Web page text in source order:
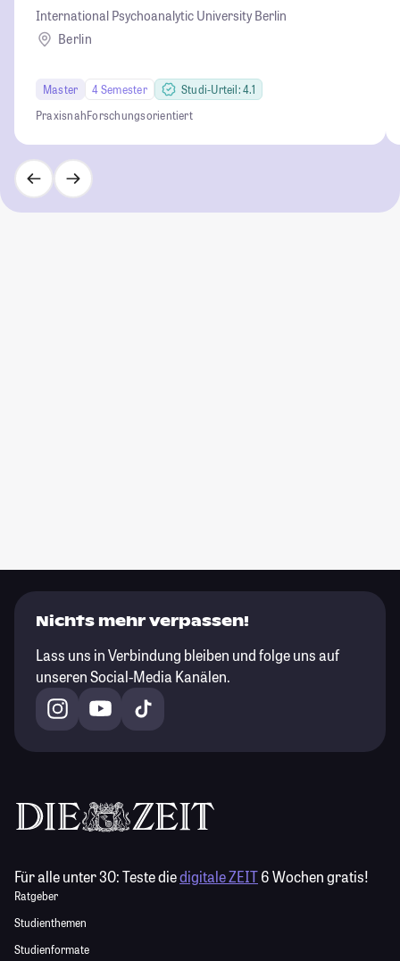
International Psychoanalytic University Berlin
Berlin
Master 4 Semester
Studi-Urteil: 4.1
PraxisnahForschungsorientiert
Nichts mehr verpassen!
Lass uns in Verbindung bleiben und folge uns auf
unseren Social-Media Kanälen.
Für alle unter 30:Teste diedigitale ZEIT6 Wochen gratis!
Ratgeber
Studienthemen
Studienformate